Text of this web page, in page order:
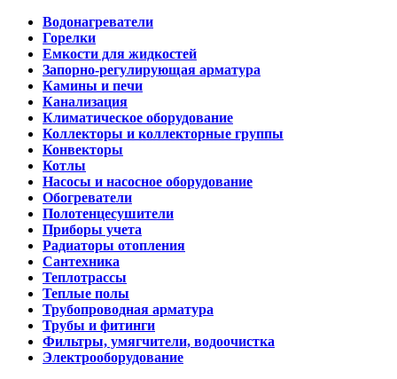
Водонагреватели
Горелки
Емкости для жидкостей
Запорно-регулирующая арматура
Камины и печи
Канализация
Климатическое оборудование
Коллекторы и коллекторные группы
Конвекторы
Котлы
Насосы и насосное оборудование
Обогреватели
Полотенцесушители
Приборы учета
Радиаторы отопления
Сантехника
Теплотрассы
Теплые полы
Трубопроводная арматура
Трубы и фитинги
Фильтры, умягчители, водоочистка
Электрооборудование